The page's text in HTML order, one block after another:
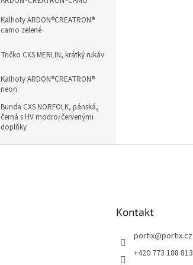
Kalhoty ARDON®CREATRON®
camo zelené
Tričko CXS MERLIN, krátký rukáv
Kalhoty ARDON®CREATRON®
neon
Bunda CXS NORFOLK, pánská,
černá s HV modro/červenými
doplňky
Kontakt
portix@portix.cz
+420 773 188 813